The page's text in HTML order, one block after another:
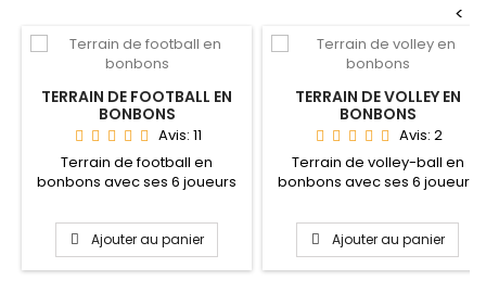
<
TERRAIN DE FOOTBALL EN
BONBONS
Avis: 11
Terrain de football en
bonbons avec ses 6 joueurs
Ajouter au panier
TERRAIN DE VOLLEY EN
BONBONS
Avis: 2
Terrain de volley-ball en
bonbons avec ses 6 joueurs
Ajouter au panier